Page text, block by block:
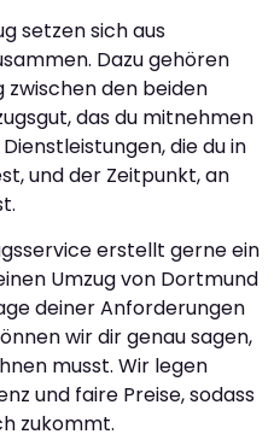
setzen sich aus
Dazu gehören
zwischen den beiden
das du mitnehmen
die du in
und der Zeitpunkt, an
erstellt gerne ein
Umzug von Dortmund
deiner Anforderungen
wir dir genau sagen,
musst. Wir legen
und faire Preise, sodass
zukommt.